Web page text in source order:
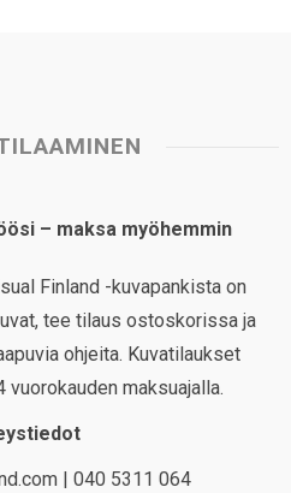
– maksa myöhemmin
Finland -kuvapankista on
tee tilaus ostoskorissa ja
ohjeita. Kuvatilaukset
maksuajalla.
| 040 5311 064